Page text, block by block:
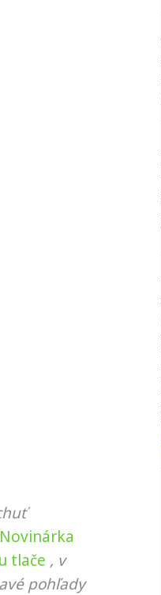
Novinárka
tlače , v
pohľady